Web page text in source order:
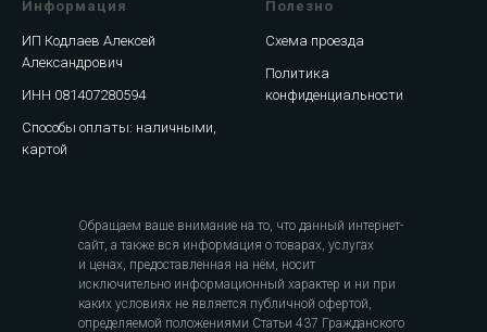
Информация
ИП Кодлаев Алексей
Александрович
ИНН 081407280594
Способы оплаты: наличными,
картой
Полезно
Схема проезда
Политика
конфиденциальности
Обращаем ваше внимание на то, что данный интернет-
сайт, а также вся информация о товарах, услугах
и ценах, предоставленная на нём, носит
исключительно информационный характер и ни при
каких условиях не является публичной офертой,
определяемой положениями Статьи 437 Гражданского